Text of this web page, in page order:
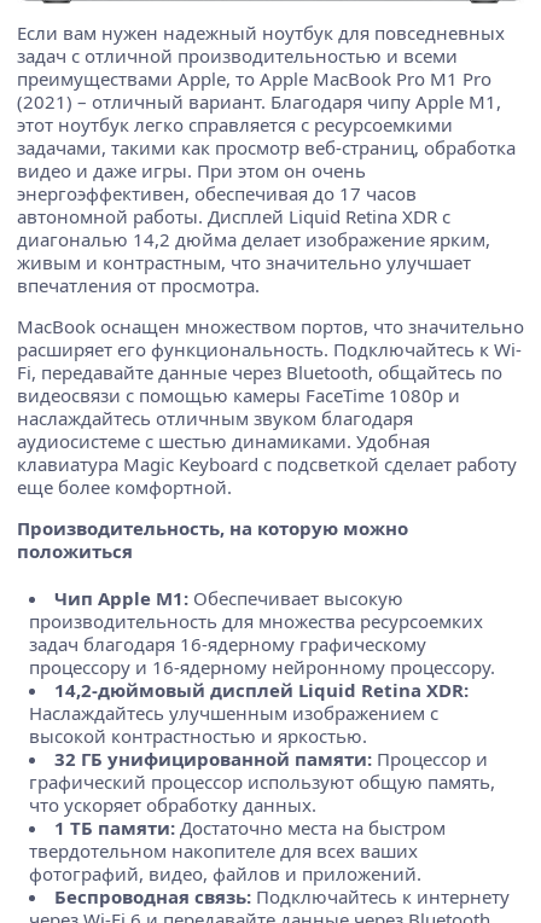
Если вам нужен надежный ноутбук для повседневных
задач с отличной производительностью и всеми
преимуществами Apple, то Apple MacBook Pro M1 Pro
(2021) – отличный вариант. Благодаря чипу Apple M1,
этот ноутбук легко справляется с ресурсоемкими
задачами, такими как просмотр веб-страниц, обработка
видео и даже игры. При этом он очень
энергоэффективен, обеспечивая до 17 часов
автономной работы. Дисплей Liquid Retina XDR с
диагональю 14,2 дюйма делает изображение ярким,
живым и контрастным, что значительно улучшает
впечатления от просмотра.
MacBook оснащен множеством портов, что значительно
расширяет его функциональность. Подключайтесь к Wi-
Fi, передавайте данные через Bluetooth, общайтесь по
видеосвязи с помощью камеры FaceTime 1080p и
наслаждайтесь отличным звуком благодаря
аудиосистеме с шестью динамиками. Удобная
клавиатура Magic Keyboard с подсветкой сделает работу
еще более комфортной.
Производительность, на которую можно
положиться
Чип Apple M1: Обеспечивает высокую
производительность для множества ресурсоемких
задач благодаря 16-ядерному графическому
процессору и 16-ядерному нейронному процессору.
14,2-дюймовый дисплей Liquid Retina XDR:
Наслаждайтесь улучшенным изображением с
высокой контрастностью и яркостью.
32 ГБ унифицированной памяти: Процессор и
графический процессор используют общую память,
что ускоряет обработку данных.
1 ТБ памяти: Достаточно места на быстром
твердотельном накопителе для всех ваших
фотографий, видео, файлов и приложений.
Беспроводная связь: Подключайтесь к интернету